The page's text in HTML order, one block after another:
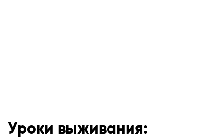
Уроки выживания: